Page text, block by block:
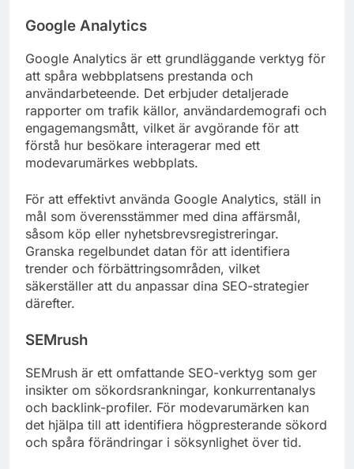
Google Analytics
Google Analytics är ett grundläggande verktyg för
att spåra webbplatsens prestanda och
användarbeteende. Det erbjuder detaljerade
rapporter om trafik källor, användardemografi och
engagemangsmått, vilket är avgörande för att
förstå hur besökare interagerar med ett
modevarumärkes webbplats.
För att effektivt använda Google Analytics, ställ in
mål som överensstämmer med dina affärsmål,
såsom köp eller nyhetsbrevsregistreringar.
Granska regelbundet datan för att identifiera
trender och förbättringsområden, vilket
säkerställer att du anpassar dina SEO-strategier
därefter.
SEMrush
SEMrush är ett omfattande SEO-verktyg som ger
insikter om sökordsrankningar, konkurrentanalys
och backlink-profiler. För modevarumärken kan
det hjälpa till att identifiera högpresterande sökord
och spåra förändringar i söksynlighet över tid.